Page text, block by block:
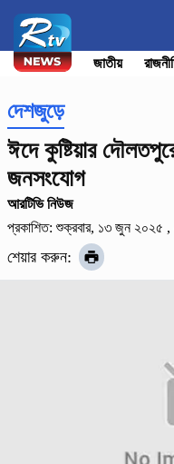
জাতীয়
দেশজুড়ে
ঈদে কুষ্টিয়ার
জনসংযোগ
আরটিভি নিউজ
প্রকাশিত: শুক্রবার, ১৩ জুন ২০২৫
শেয়ার করুন: